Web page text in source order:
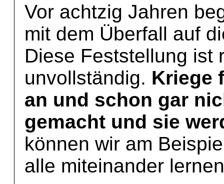
Vor achtzig Jahren
mit dem Überfall auf
Diese Feststellung ist
unvollständig. Kriege
an und schon gar
gemacht und sie
können wir am
alle miteinander